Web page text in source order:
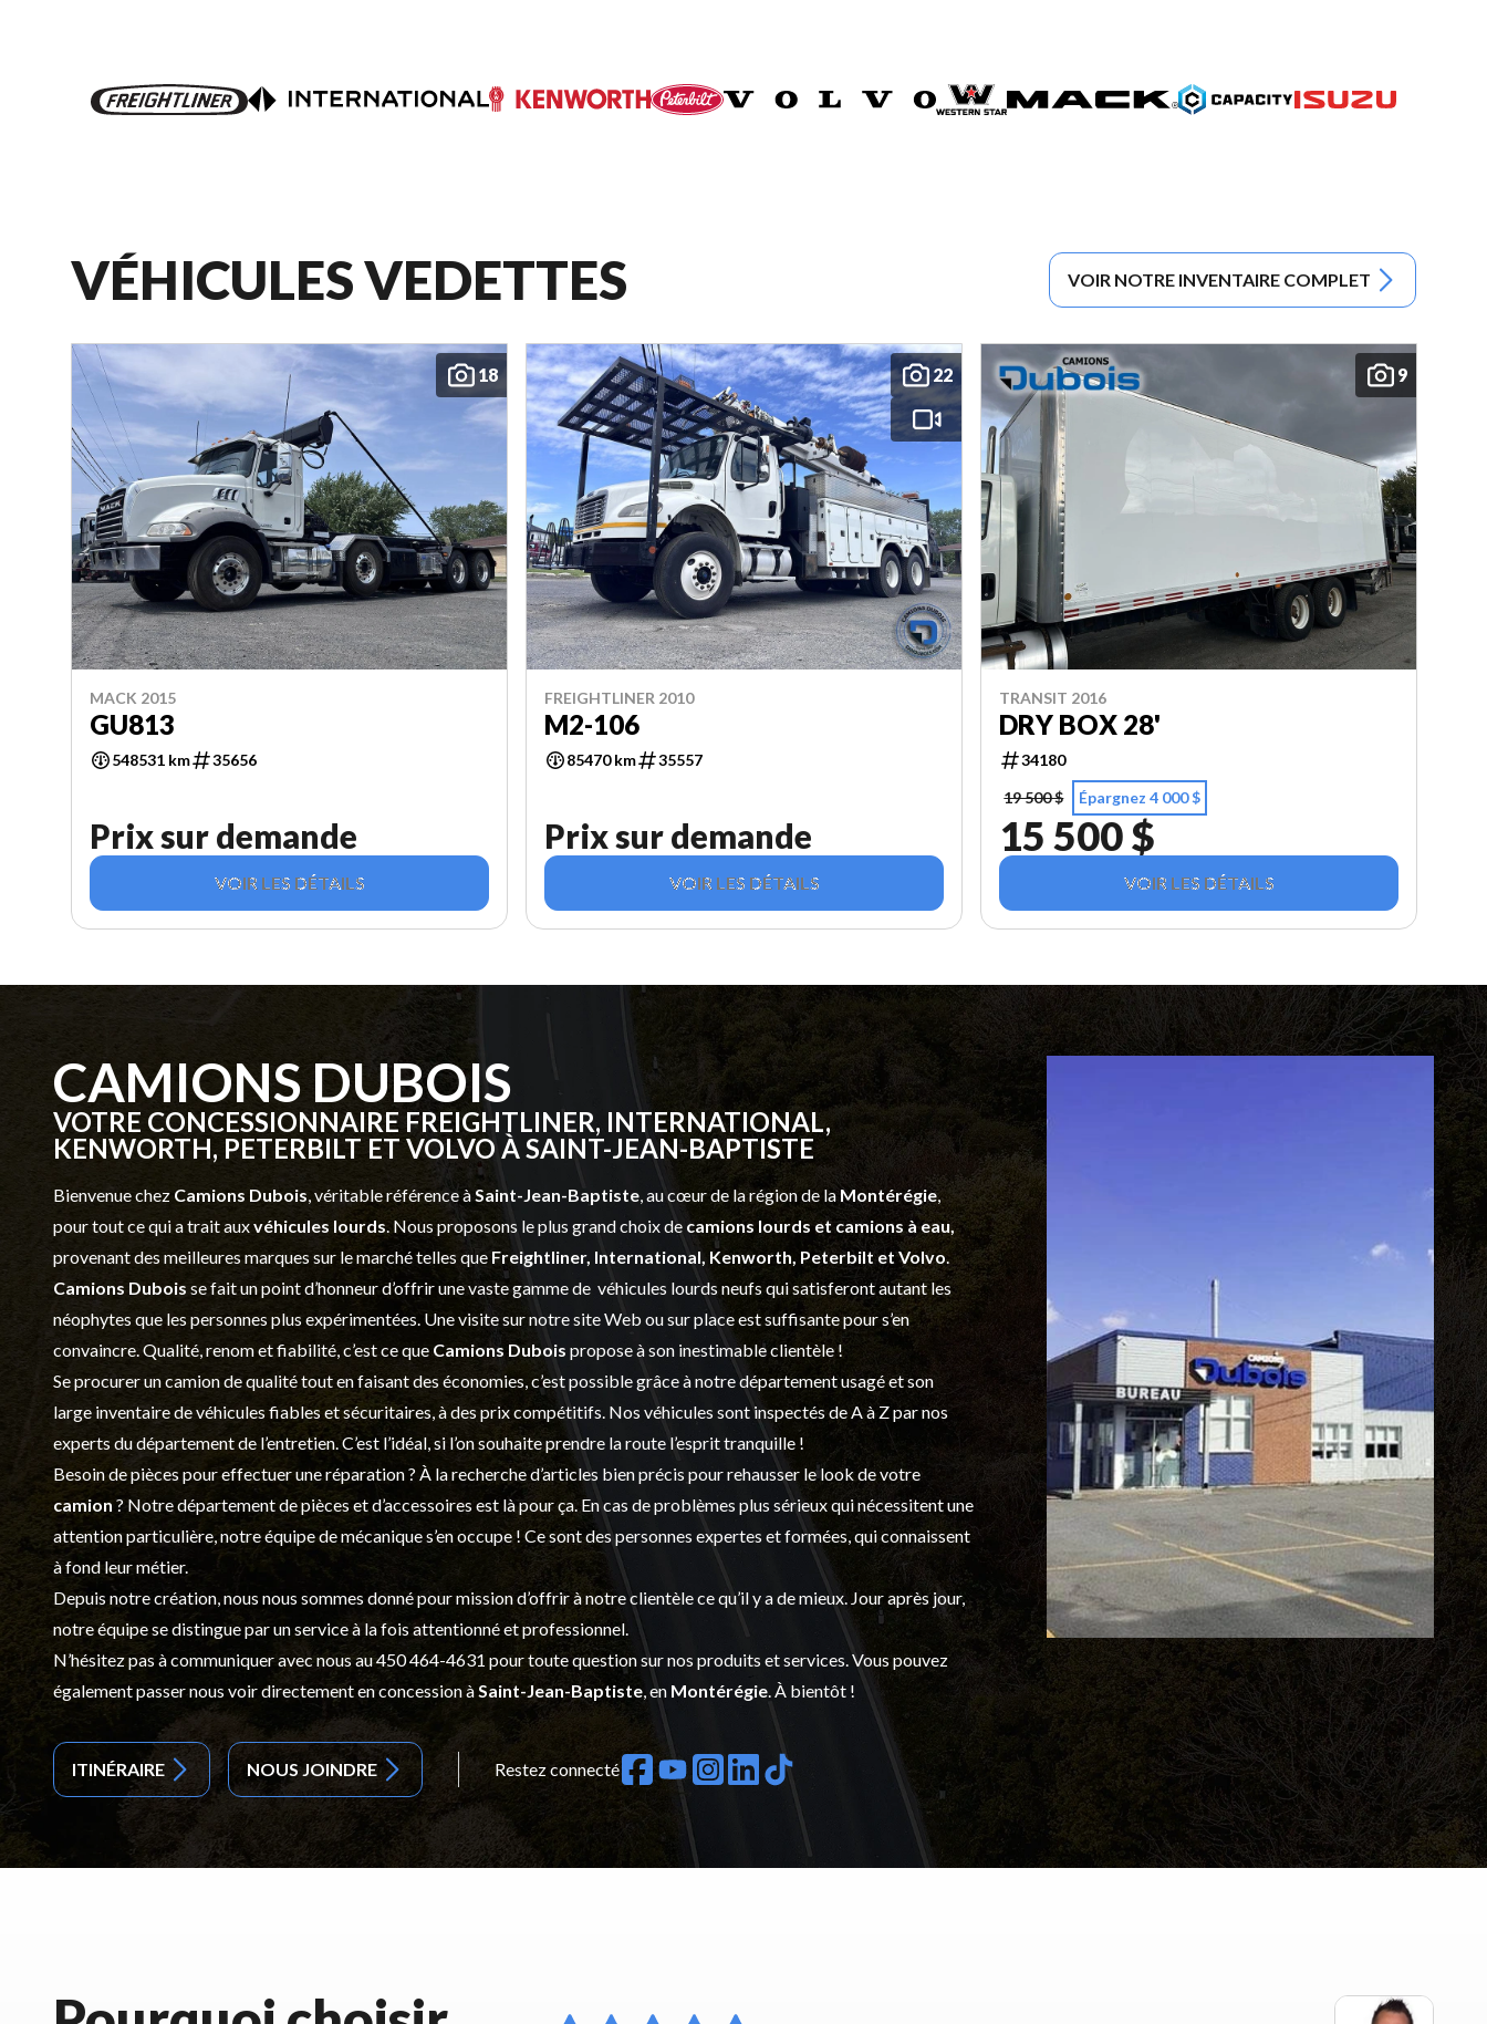
VÉHICULES VEDETTES VOIR NOTRE INVENTAIRE COMPLET
18
MACK 2015
GU813
548531 km 35656
Prix sur demande
VOIR LES DÉTAILS
22
FREIGHTLINER 2010
M2-106
85470 km 35557
Prix sur demande
VOIR LES DÉTAILS
9
TRANSIT 2016
DRY BOX 28'
34180
19 500 $
Épargnez 4 000 $
15 500 $
VOIR LES DÉTAILS
CAMIONS DUBOIS
VOTRE CONCESSIONNAIRE FREIGHTLINER, INTERNATIONAL,
KENWORTH, PETERBILT ET VOLVO À SAINT-JEAN-BAPTISTE
Bienvenue chez Camions Dubois, véritable référence àSaint-Jean-Baptiste, au cœur de la région de la Montérégie,
pour tout ce qui a trait auxvéhicules lourds. Nous proposons le plus grand choix de camions lourds et camions à eau,
provenant des meilleures marques sur le marché telles que Freightliner, International, Kenworth, Peterbilt et Volvo.
Camions Dubois se fait un point d’honneur d’offrir une vaste gamme de véhicules lourds neufsqui satisferont autant les
néophytes que les personnes plus expérimentées. Une visite sur notre site Web ou sur place est suffisante pour s’en
convaincre. Qualité, renom et fiabilité, c’est ce que Camions Dubois propose à son inestimable clientèle !
Se procurer un camion de qualité tout en faisant des économies, c’est possible grâce à notredépartement usagéet son
large inventaire de véhicules fiables et sécuritaires, à des prix compétitifs. Nos véhicules sont inspectés de A à Z par nos
experts du département de l’entretien. C’est l’idéal, si l’on souhaite prendre la route l’esprit tranquille !
Besoin de pièces pour effectuer une réparation ? À la recherche d’articles bien précis pour rehausser le look de votre
camion ? Notre département depièces et d’accessoires est là pour ça. En cas de problèmes plus sérieux qui nécessitent une
attention particulière, notre équipe de mécanique s’en occupe ! Ce sont des personnes expertes et formées, qui connaissent
à fond leur métier.
Depuis notre création, nous nous sommes donné pour mission d’offrir à notre clientèle ce qu’il y a de mieux. Jour après jour,
notre équipe se distingue par un service à la fois attentionné et professionnel.
N’hésitez pas à communiquer avec nous au450 464-4631 pour toute question sur nos produits et services. Vous pouvez
également passer nous voir directement en concession àSaint-Jean-Baptiste, en Montérégie. À bientôt !
ITINÉRAIRE NOUS JOINDRE Restez connecté